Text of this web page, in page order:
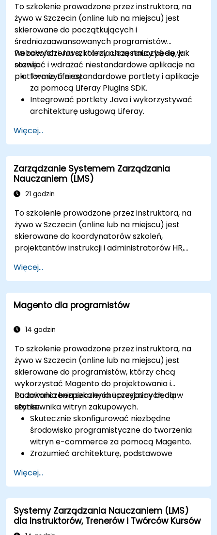
To szkolenie prowadzone przez instruktora, na
żywo w Szczecin (online lub na miejscu) jest
skierowane do początkujących i
średniozaawansowanych programistów
webowych i Java, którzy chcą nauczyć się, jak
rozwijać i wdrażać niestandardowe aplikacje na
platformie Liferay.
Po zakończeniu szkolenia uczestnicy będą w
stanie:
Tworzyć niestandardowe portlety i aplikacje
za pomocą Liferay Plugins SDK.
Integrować portlety Java i wykorzystywać
architekturę usługową Liferay.
motywów i szablonów układu.
Używać Liferay Developer Studio do rozwoju i
wdrażania.
Stosować najlepsze praktyki w rozwoju
Liferay, aby tworzyć wydajne i łatwe w
utrzymaniu aplikacje.
Więcej...
Zarządzanie Systemem Zarządzania
Nauczaniem (LMS)
21 godzin
To szkolenie prowadzone przez instruktora, na
żywo w Szczecin (online lub na miejscu) jest
skierowane do koordynatorów szkoleń,
projektantów instrukcji i administratorów HR,
zarządzanie użytkownikami i rolami, tworzenie
kursów, śledzenie, raportowanie oraz najlepsze
praktyki przygotowania do certyfikacji.
Więcej...
Magento dla programistów
14 godzin
To szkolenie prowadzone przez instruktora, na
żywo w Szczecin (online lub na miejscu) jest
skierowane do programistów, którzy chcą
wykorzystać Magento do projektowania i
budowania bezpiecznych i przyjaznych dla
użytkownika witryn zakupowych.
Po zakończeniu szkolenia uczestnicy będą w
stanie:
Skutecznie skonfigurować niezbędne
środowisko programistyczne do tworzenia
witryn e-commerce za pomocą Magento.
Zrozumieć architekturę, podstawowe
Magento.
Rozwijać funkcjonalny i solidny sklep
internetowy poprzez dostosowywanie
komponentów i modułów Magento.
Wdrożyć praktyki zwiększające
Więcej...
Systemy Zarządzania Nauczaniem (LMS)
dla Instruktorów, Trenerów i Twórców Kursów